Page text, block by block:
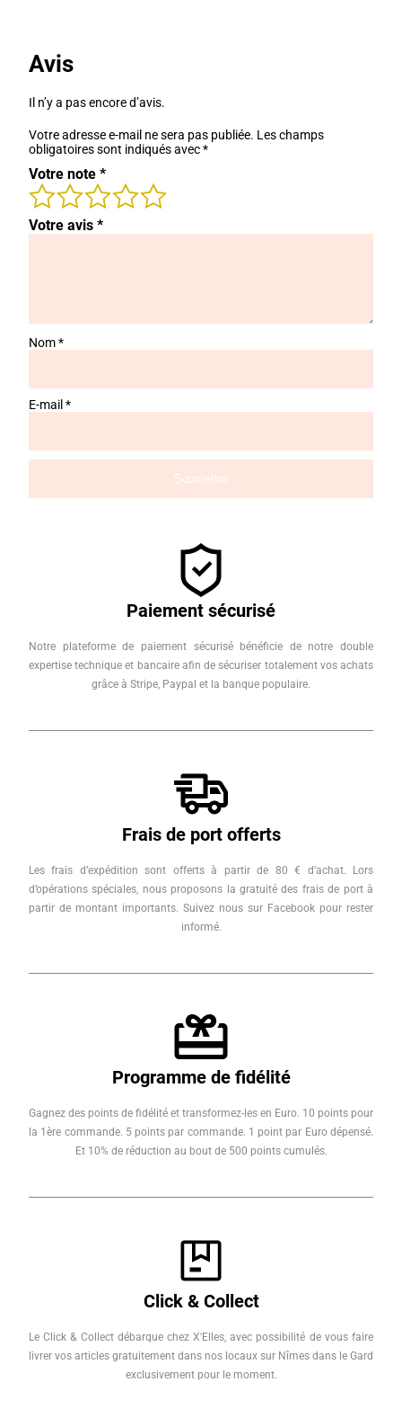
Avis
Il n’y a pas encore d’avis.
Votre adresse e-mail ne sera pas publiée. Les champs
obligatoires sont indiqués avec*
Votre note *
Votre avis *
Nom*
E-mail *
Paiement sécurisé
Notre plateforme de paiement sécurisé bénéficie de notre double
expertise technique et bancaire afin de sécuriser totalement vos achats
grâce à Stripe, Paypal et la banque populaire.
Frais de port offerts
Les frais d’expédition sont offerts à partir de 80 € d’achat. Lors
d’opérations spéciales, nous proposons la gratuité des frais de port à
partir de montant importants. Suivez nous sur Facebook pour rester
informé.
Programme de fidélité
Gagnez des points de fidélité et transformez-les en Euro. 10 points pour
la 1ère commande. 5 points par commande. 1 point par Euro dépensé.
Et 10% de réduction au bout de 500 points cumulés.
Click & Collect
Le Click & Collect débarque chez X'Elles, avec possibilité de vous faire
livrer vos articles gratuitement dans nos locaux sur Nîmes dans le Gard
exclusivement pour le moment.